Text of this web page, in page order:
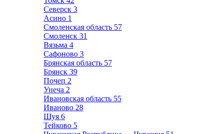
Северск 3
Асино 1
Смоленская область 57
Смоленск 31
Вязьма 4
Сафоново 3
Брянская область 57
Брянск 39
Почеп 2
Унеча 2
Ивановская область 55
Иваново 28
Шуя 6
Тейково 5